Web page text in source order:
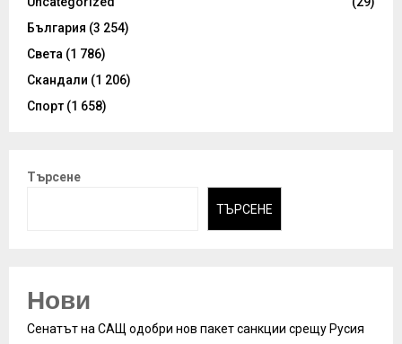
България (3 254)
Света (1 786)
Скандали (1 206)
Спорт (1 658)
Търсене
ТЪРСЕНЕ
Нови
Сенатът на САЩ одобри нов пакет санкции срещу Русия